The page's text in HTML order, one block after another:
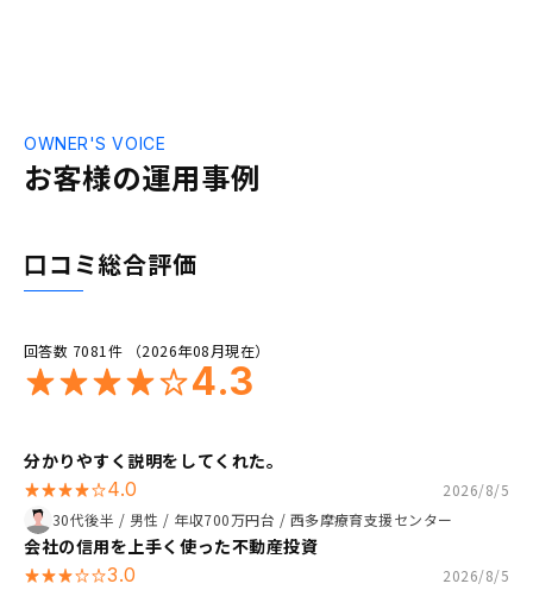
お客様の運用事例
OWNER'S VOICE
口コミ総合評価
回答数 7081件 （2026年08月現在）
4.3
分かりやすく説明をしてくれた。
4.0
2026/8/5
30代後半 / 男性 / 年収700万円台 / 西多摩療育支援センター
会社の信用を上手く使った不動産投資
3.0
2026/8/5